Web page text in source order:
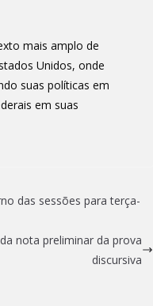
mais amplo de
Unidos, onde
suas políticas em
em suas
das sessões para terça-
nota preliminar da prova
discursiva